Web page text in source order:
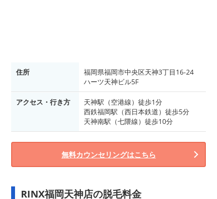
住所
福岡県福岡市中央区天神3丁目16-24
ハーツ天神ビル5F
アクセス・行き方
天神駅（空港線）徒歩1分
西鉄福岡駅（西日本鉄道）徒歩5分
天神南駅（七隈線）徒歩10分
無料カウンセリングはこちら
RINX福岡天神店の脱毛料金